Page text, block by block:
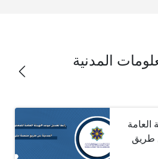
المدنية
العامة
طريق